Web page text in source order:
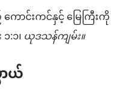
ာင်းကင်နှင့် မြေကြီးကို
:၁၊ယုဒသန်ကျမ်း။
ာယ်